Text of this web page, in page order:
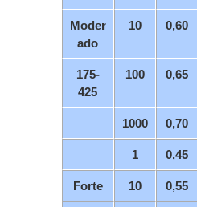
Moder
ado
10 0,60
175-
425
100 0,65
1000 0,70
1 0,45
Forte 10 0,55